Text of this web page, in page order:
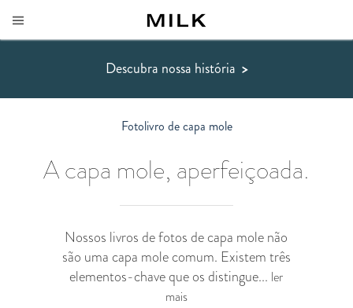
Descubra nossa história >
Fotolivro de capa mole
A capa mole, aperfeiçoada.
Nossos livros de fotos de capa mole não
são uma capa mole comum. Existem três
elementos-chave que os distingue... ler
mais